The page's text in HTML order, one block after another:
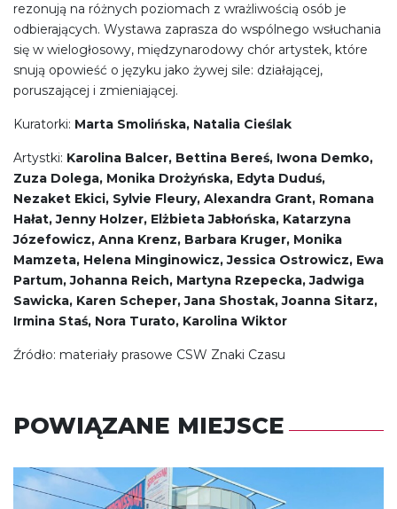
rezonują na różnych poziomach z wrażliwością osób je
odbierających. Wystawa zaprasza do wspólnego wsłuchania
się w wielogłosowy, międzynarodowy chór artystek, które
snują opowieść o języku jako żywej sile: działającej,
poruszającej i zmieniającej.
Kuratorki: Marta Smolińska, Natalia Cieślak
Artystki: Karolina Balcer, Bettina Bereś, Iwona Demko,
Zuza Dolega, Monika Drożyńska, Edyta Duduś,
Nezaket Ekici, Sylvie Fleury, Alexandra Grant, Romana
Hałat, Jenny Holzer, Elżbieta Jabłońska, Katarzyna
Józefowicz, Anna Krenz, Barbara Kruger, Monika
Mamzeta, Helena Minginowicz, Jessica Ostrowicz, Ewa
Partum, Johanna Reich, Martyna Rzepecka, Jadwiga
Sawicka, Karen Scheper, Jana Shostak, Joanna Sitarz,
Irmina Staś, Nora Turato, Karolina Wiktor
Źródło: materiały prasowe CSW Znaki Czasu
POWIĄZANE MIEJSCE